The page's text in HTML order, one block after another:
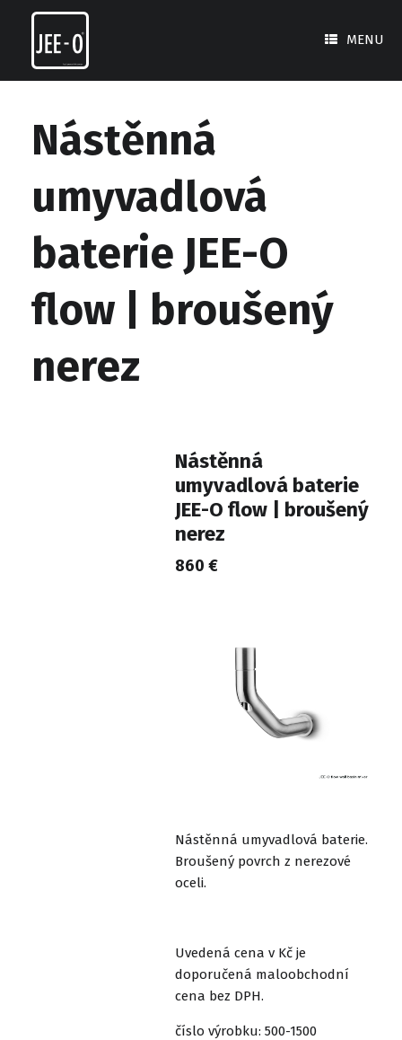
content
MENU
Nástěnná
umyvadlová
baterie JEE-O
flow | broušený
nerez
Nástěnná
umyvadlová baterie
JEE-O flow | broušený
nerez
860 €
Nástěnná umyvadlová baterie.
Broušený povrch z nerezové
oceli.
Uvedená cena v Kč je
doporučená maloobchodní
cena bez DPH.
číslo výrobku: 500-1500